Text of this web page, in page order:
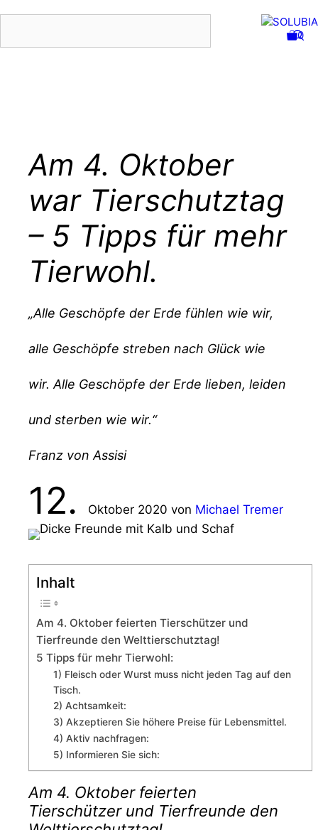
0
Am 4. Oktober
war Tierschutztag
– 5 Tipps für mehr
Tierwohl.
„Alle Geschöpfe der Erde fühlen wie wir,
alle Geschöpfe streben nach Glück wie
wir. Alle Geschöpfe der Erde lieben, leiden
und sterben wie wir.“
Franz von Assisi
12. Oktober 2020 von Michael Tremer
Inhalt
Am 4. Oktober feierten Tierschützer und
Tierfreunde den Welttierschutztag!
5 Tipps für mehr Tierwohl:
1) Fleisch oder Wurst muss nicht jeden Tag auf den
Tisch.
2) Achtsamkeit:
3) Akzeptieren Sie höhere Preise für Lebensmittel.
4) Aktiv nachfragen:
5) Informieren Sie sich:
Am 4. Oktober feierten
Tierschützer und Tierfreunde den